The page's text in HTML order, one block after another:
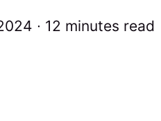
12 minutes read